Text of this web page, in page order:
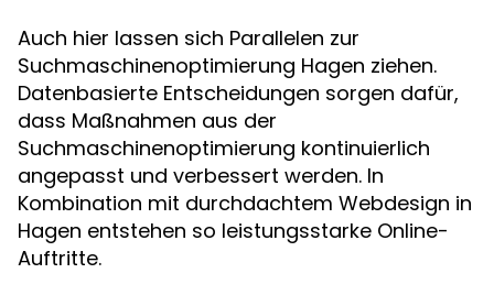
Auch hier lassen sich Parallelen zur
Suchmaschinenoptimierung Hagen ziehen.
Datenbasierte Entscheidungen sorgen dafür,
dass Maßnahmen aus der
Suchmaschinenoptimierung kontinuierlich
angepasst und verbessert werden. In
Kombination mit durchdachtem Webdesign in
Hagen entstehen so leistungsstarke Online-
Auftritte.